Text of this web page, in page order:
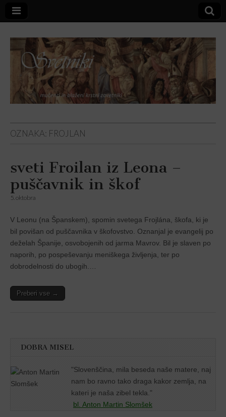
Svetniki,
mučenci in
blaženi
OZNAKA: FROJLAN
sveti Froilan iz Leona –
puščavnik in škof
5. oktobra
V Leonu (na Španskem), spomin svetega Frojlána, škofa, ki je
bil povišan od puščavnika v škofovstvo. Oznanjal je evangelij po
deželah Španije, osvobojenih od jarma Mavrov. Bil je slaven po
naporih, po pospeševanju meniškega življenja, ter po
dobrodelnosti do ubogih.…
Preberi vse →
DOBRA MISEL
"Slovenščina, mila beseda naše matere, naj
nam bo ravno tako draga kakor zemlja, na
kateri je naša zibel tekla."
bl. Anton Martin Slomšek